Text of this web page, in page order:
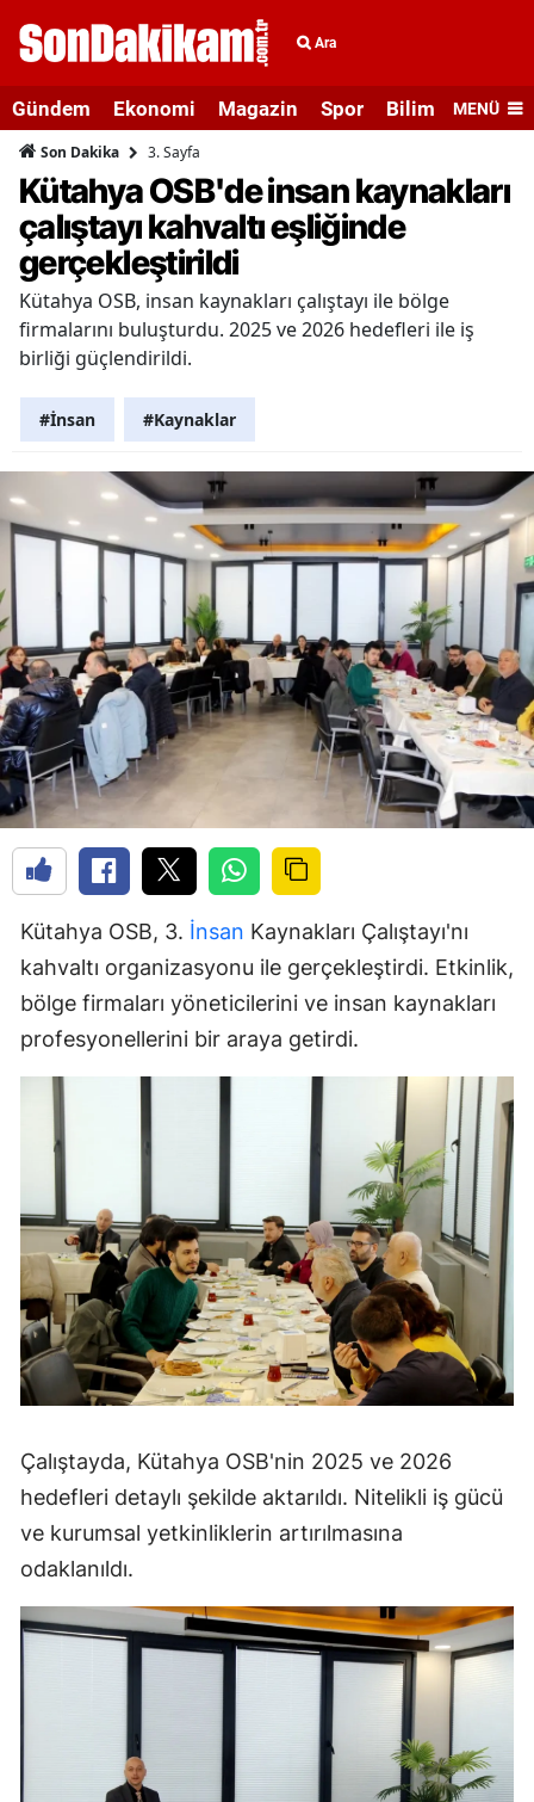
Ara
Gündem Ekonomi Magazin Spor Bilim veMENÜ
Son Dakika 3. Sayfa
Kütahya OSB'de insan kaynakları
çalıştayı kahvaltı eşliğinde
gerçekleştirildi
Kütahya OSB, insan kaynakları çalıştayı ile bölge
firmalarını buluşturdu. 2025 ve 2026 hedefleri ile iş
birliği güçlendirildi.
#İnsan #Kaynaklar
Kütahya OSB, 3. İnsan Kaynakları Çalıştayı'nı
kahvaltı organizasyonu ile gerçekleştirdi. Etkinlik,
bölge firmaları yöneticilerini ve insan kaynakları
profesyonellerini bir araya getirdi.
Çalıştayda, Kütahya OSB'nin 2025 ve 2026
hedefleri detaylı şekilde aktarıldı. Nitelikli iş gücü
ve kurumsal yetkinliklerin artırılmasına
odaklanıldı.